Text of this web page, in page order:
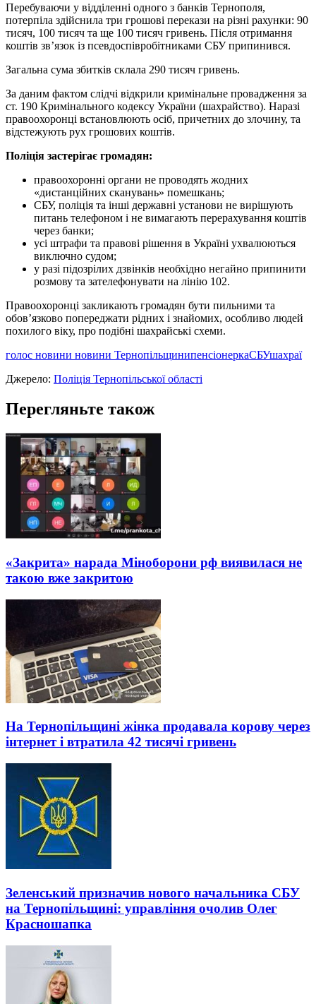
Перебуваючи у відділенні одного з банків Тернополя,
потерпіла здійснила три грошові перекази на різні рахунки: 90
тисяч, 100 тисяч та ще 100 тисяч гривень. Після отримання
коштів зв’язок із псевдоспівробітниками СБУ припинився.
Загальна сума збитків склала 290 тисяч гривень.
За даним фактом слідчі відкрили кримінальне провадження за
ст. 190 Кримінального кодексу України (шахрайство). Наразі
правоохоронці встановлюють осіб, причетних до злочину, та
відстежують рух грошових коштів.
Поліція застерігає громадян:
правоохоронні органи не проводять жодних
«дистанційних сканувань» помешкань;
СБУ, поліція та інші державні установи не вирішують
питань телефоном і не вимагають перерахування коштів
через банки;
усі штрафи та правові рішення в Україні ухвалюються
виключно судом;
у разі підозрілих дзвінків необхідно негайно припинити
розмову та зателефонувати на лінію 102.
Правоохоронці закликають громадян бути пильними та
обов’язково попереджати рідних і знайомих, особливо людей
похилого віку, про подібні шахрайські схеми.
голос новини новини ТернопільщинипенсіонеркаСБУшахраї
Джерело: Поліція Тернопільської області
Перегляньте також
«Закрита» нарада Міноборони рф виявилася не
такою вже закритою
На Тернопільщині жінка продавала корову через
інтернет і втратила 42 тисячі гривень
Зеленський призначив нового начальника СБУ
на Тернопільщині: управління очолив Олег
Красношапка